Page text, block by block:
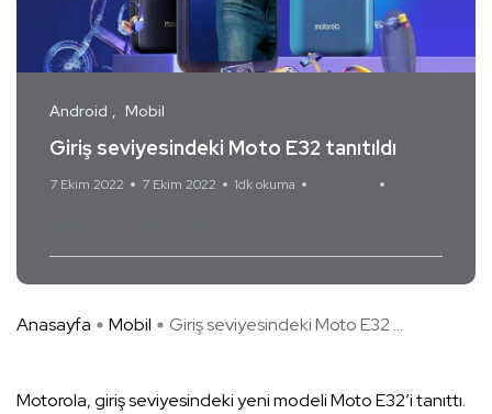
Android Mobil
Giriş seviyesindeki Moto E32 tanıtıldı
7 Ekim 2022 7 Ekim 2022 1dk okuma
Anasayfa Mobil Giriş seviyesindeki Moto E32 ...
Motorola, giriş seviyesindeki yeni modeli Moto E32’i tanıttı.